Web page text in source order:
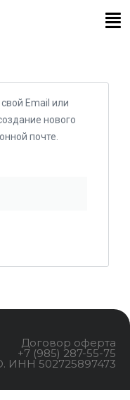
Email или
нового
почте.
Договор оферта
+7 (985) 287-55-75
ИНН 502725897473